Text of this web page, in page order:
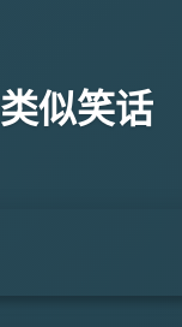
类似笑话